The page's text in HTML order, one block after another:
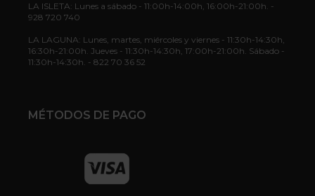
LA ISLETA: Lunes a sábado - 11:00h-14:00h, 16:00h-21:00h. -
928 720 740
LA LAGUNA: Lunes, martes, miércoles y viernes - 11:30h-14:30h,
16:30h-21:00h. Jueves - 11:30h-14:30h, 17:00h-21:00h. Sábado -
11:30h-14:30h. - 822 70 36 52
MÉTODOS DE PAGO